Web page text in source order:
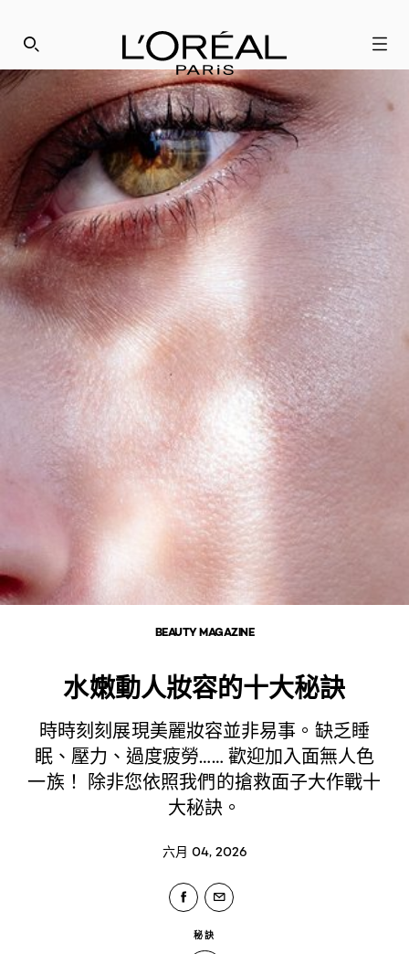
SEARCH THIS SITE
BEAUTY MAGAZINE
水嫩動人妝容的十大秘訣
時時刻刻展現美麗妝容並非易事。缺乏睡
眠、壓力、過度疲勞…… 歡迎加入面無人色
一族！ 除非您依照我們的搶救面子大作戰十
大秘訣。
六月 04, 2026
秘訣